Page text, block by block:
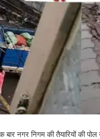
बार नगर निगम की तैयारियों